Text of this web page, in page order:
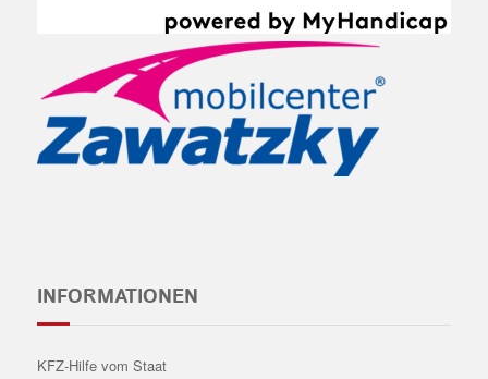
INFORMATIONEN
KFZ-Hilfe vom Staat